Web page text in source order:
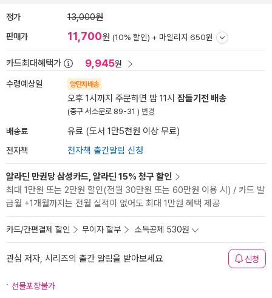
정가 13,000원
판매가 11,700원 (10% 할인) + 마일리지 650원
카드최대혜택가 9,945원
수령예상일 양탄자배송
오후 1시까지 주문하면 밤 11시 잠들기전 배송
(중구 서소문로 89-31 ) 변경
배송료 유료 (도서 1만5천원 이상 무료)
전자책 전자책 출간알림 신청
알라딘 만권당 삼성카드, 알라딘 15% 청구 할인
최대 1만원 또는 2만원 할인(전월 30만원 또는 60만원 이용 시) / 카드 발
급월 +1개월까지는 전월 실적이 없어도 최대 1만원 혜택 제공
카드/간편결제 할인 무이자 할부 소득공제 530원
관심 저자, 시리즈의 출간 알림을 받아보세요 신청
선물포장불가